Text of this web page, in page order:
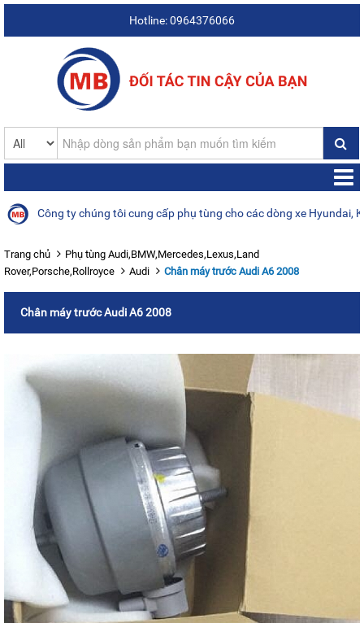
Hotline: 0964376066
Công ty chúng tôi cung cấp phụ tùng cho các dòng xe Hyundai, Kia,
Trang chủ
Phụ tùng Audi,BMW,Mercedes,Lexus,Land
Rover,Porsche,Rollroyce
Audi Chân máy trước Audi A6 2008
Chân máy trước Audi A6 2008